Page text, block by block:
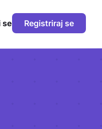
se Registriraj se